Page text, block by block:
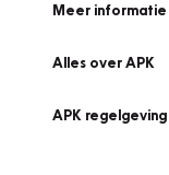
Meer informatie
Alles over APK
APK regelgeving